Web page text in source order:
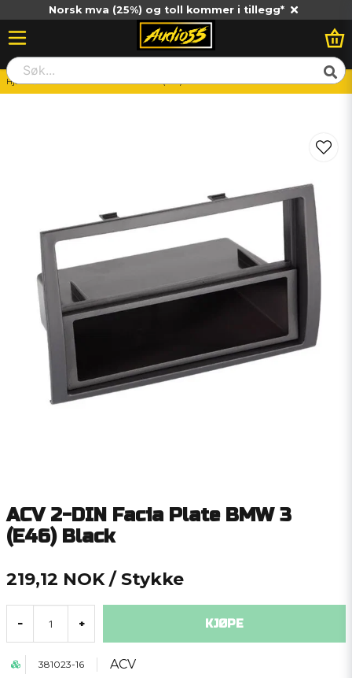
Norsk mva (25%) og toll kommer i tillegg*
Hjem ACV 2-DIN Facia Plate BMW 3 (E46) Black
ACV 2-DIN Facia Plate BMW 3
(E46) Black
219,12 NOK / Stykke
- + KJØPE
381023-16 ACV